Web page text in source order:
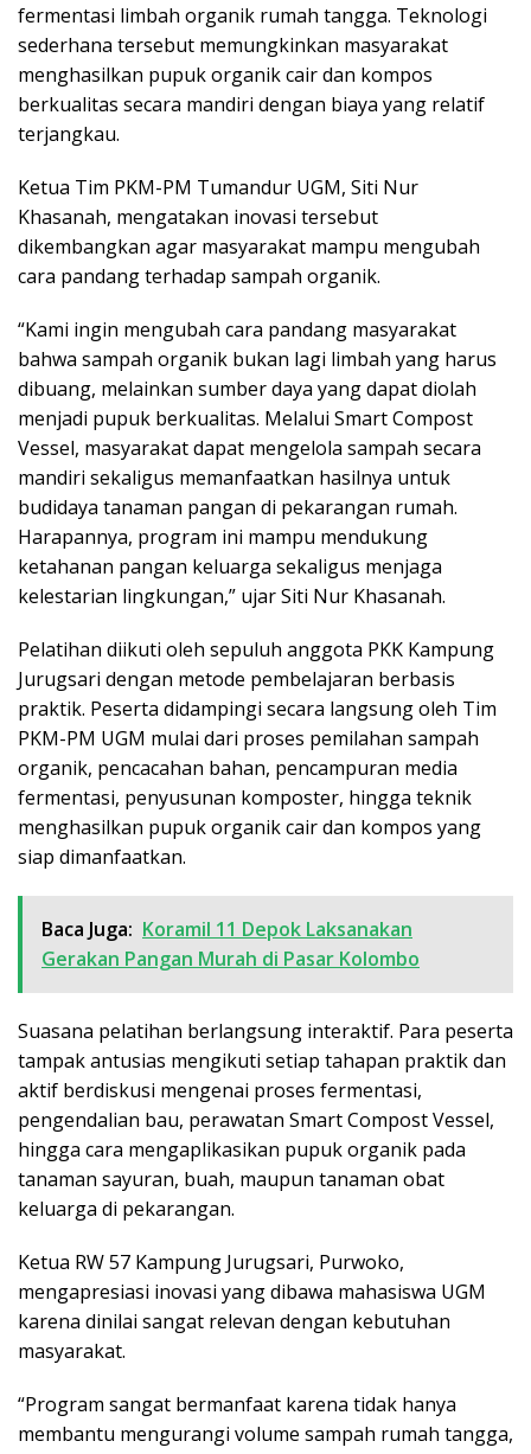
fermentasi limbah organik rumah tangga. Teknologi
sederhana tersebut memungkinkan masyarakat
menghasilkan pupuk organik cair dan kompos
berkualitas secara mandiri dengan biaya yang relatif
terjangkau.
Ketua Tim PKM-PM Tumandur UGM, Siti Nur
Khasanah, mengatakan inovasi tersebut
dikembangkan agar masyarakat mampu mengubah
cara pandang terhadap sampah organik.
“Kami ingin mengubah cara pandang masyarakat
bahwa sampah organik bukan lagi limbah yang harus
dibuang, melainkan sumber daya yang dapat diolah
menjadi pupuk berkualitas. Melalui Smart Compost
Vessel, masyarakat dapat mengelola sampah secara
mandiri sekaligus memanfaatkan hasilnya untuk
budidaya tanaman pangan di pekarangan rumah.
Harapannya, program ini mampu mendukung
ketahanan pangan keluarga sekaligus menjaga
kelestarian lingkungan,” ujar Siti Nur Khasanah.
Pelatihan diikuti oleh sepuluh anggota PKK Kampung
Jurugsari dengan metode pembelajaran berbasis
praktik. Peserta didampingi secara langsung oleh Tim
PKM-PM UGM mulai dari proses pemilahan sampah
organik, pencacahan bahan, pencampuran media
fermentasi, penyusunan komposter, hingga teknik
menghasilkan pupuk organik cair dan kompos yang
siap dimanfaatkan.
Baca Juga: Koramil 11 Depok Laksanakan
Gerakan Pangan Murah di Pasar Kolombo
Suasana pelatihan berlangsung interaktif. Para peserta
tampak antusias mengikuti setiap tahapan praktik dan
aktif berdiskusi mengenai proses fermentasi,
pengendalian bau, perawatan Smart Compost Vessel,
hingga cara mengaplikasikan pupuk organik pada
tanaman sayuran, buah, maupun tanaman obat
keluarga di pekarangan.
Ketua RW 57 Kampung Jurugsari, Purwoko,
mengapresiasi inovasi yang dibawa mahasiswa UGM
karena dinilai sangat relevan dengan kebutuhan
masyarakat.
“Program sangat bermanfaat karena tidak hanya
membantu mengurangi volume sampah rumah tangga,